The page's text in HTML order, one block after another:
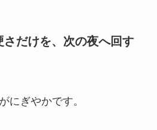
だけを、次の夜へ回す
にぎやかです。